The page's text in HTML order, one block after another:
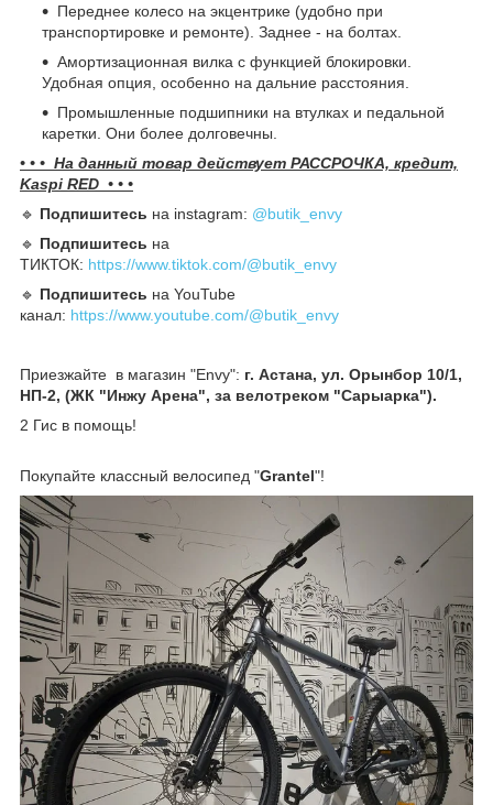
Переднее колесо на экцентрике (удобно при
транспортировке и ремонте). Заднее - на болтах.
Амортизационная вилка с функцией блокировки.
Удобная опция, особенно на дальние расстояния.
Промышленные подшипники на втулках и педальной
каретки. Они более долговечны.
• • • На данный товар действует РАССРОЧКА, кредит,
Kaspi RED • • •
🔹️ Подпишитесь на instagram: @butik_envy
🔹️ Подпишитесь на
ТИКТОК: https://www.tiktok.com/@butik_envy
🔹️ Подпишитесь на YouTube
канал: https://www.youtube.com/@butik_envy
Приезжайте в магазин "Envy": г. Астана, ул. Орынбор 10/1,
НП-2, (ЖК "Инжу Арена", за велотреком "Сарыарка").
2 Гис в помощь!
Покупайте классный велосипед "Grantel"!